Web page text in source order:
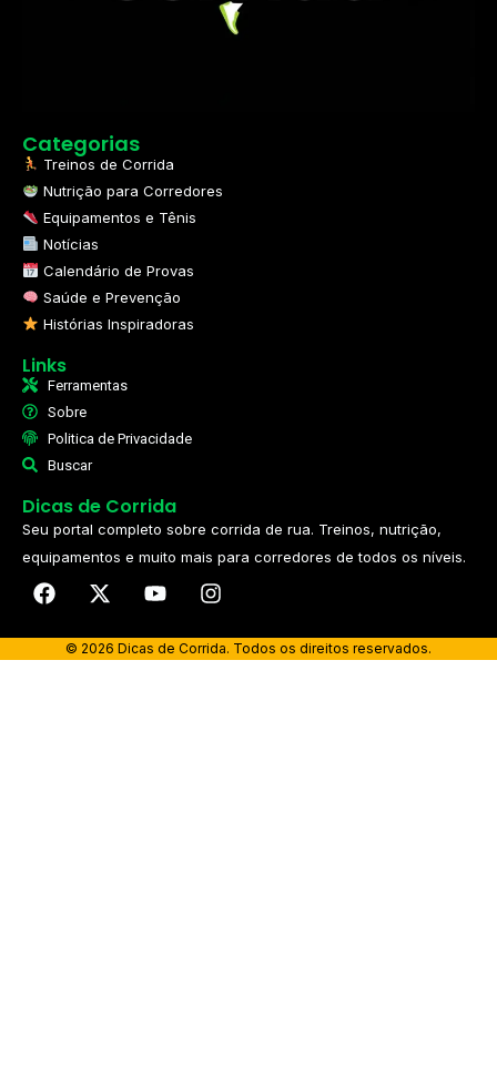
Categorias
Treinos de Corrida
Nutrição para Corredores
Equipamentos e Tênis
Notícias
Calendário de Provas
Saúde e Prevenção
Histórias Inspiradoras
Links
Ferramentas
Sobre
Politica de Privacidade
Buscar
Dicas de Corrida
Seu portal completo sobre corrida de rua. Treinos, nutrição,
equipamentos e muito mais para corredores de todos os níveis.​
© 2026 Dicas de Corrida. Todos os direitos reservados.